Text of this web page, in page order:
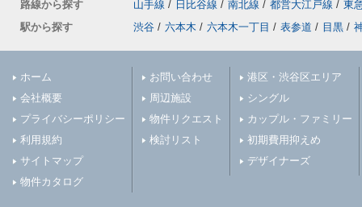
路線から探す
山手線 / 日比谷線 / 南北線 / 都営大江戸線 / 東
駅から探す
渋谷 / 六本木 / 六本木一丁目 / 表参道 / 目黒 /
ホーム
会社概要
プライバシーポリシー
利用規約
サイトマップ
物件カタログ
お問い合わせ
周辺施設
物件リクエスト
検討リスト
港区・渋谷区エリア
シングル
カップル・ファミリー
初期費用抑えめ
デザイナーズ